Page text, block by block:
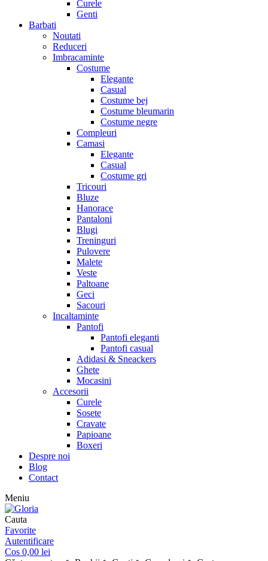
Curele
Genti
Barbati
Noutati
Reduceri
Imbracaminte
Costume
Elegante
Casual
Costume bej
Costume bleumarin
Costume negre
Compleuri
Camasi
Elegante
Casual
Costume gri
Tricouri
Bluze
Hanorace
Pantaloni
Blugi
Treninguri
Pulovere
Malete
Veste
Paltoane
Geci
Sacouri
Incaltaminte
Pantofi
Pantofi eleganti
Pantofi casual
Adidasi & Sneackers
Ghete
Mocasini
Accesorii
Curele
Sosete
Cravate
Papioane
Boxeri
Despre noi
Blog
Contact
Meniu
Cauta
Favorite
Autentificare
Cos 0,00 lei